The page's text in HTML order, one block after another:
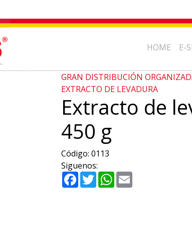
HOME E-
GRAN DISTRIBUCIÓN
EXTRACTO DE LEVADURA
Extracto de
450 g
Código: 0113
Siguenos:
Facebook
TwitterWhatsApp
Email